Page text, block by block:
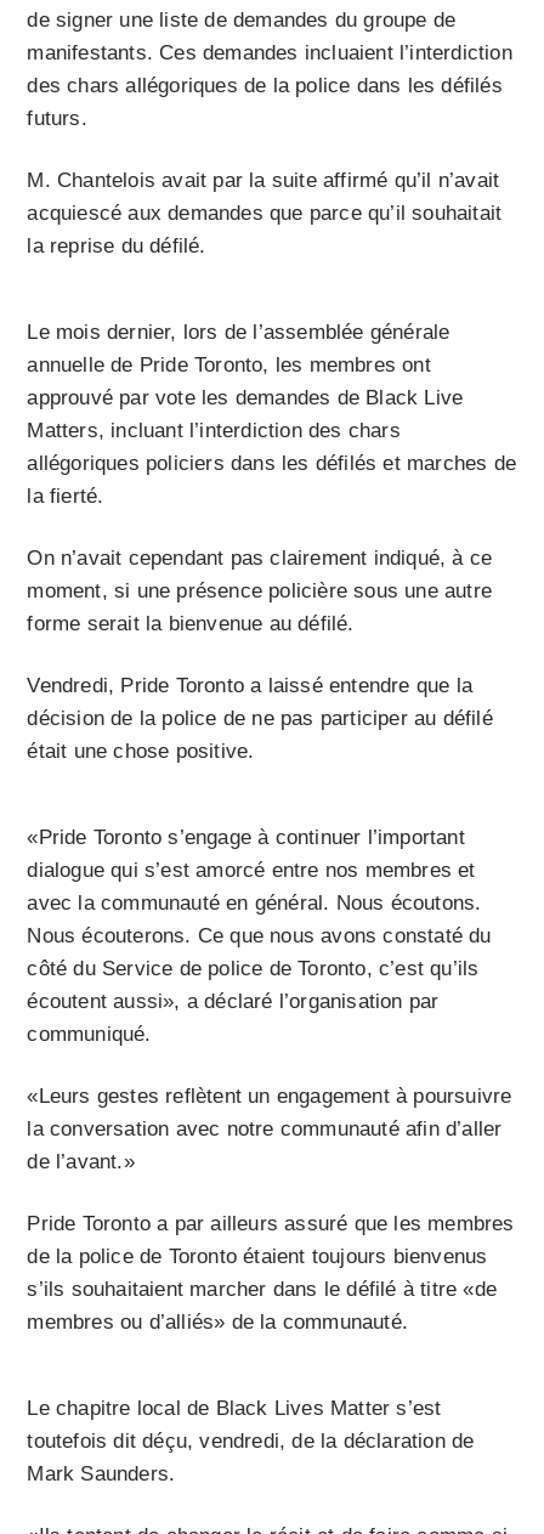
de signer une liste de demandes du groupe de
manifestants. Ces demandes incluaient l’interdiction
des chars allégoriques de la police dans les défilés
futurs.
M. Chantelois avait par la suite affirmé qu’il n’avait
acquiescé aux demandes que parce qu’il souhaitait
la reprise du défilé.
Le mois dernier, lors de l’assemblée générale
annuelle de Pride Toronto, les membres ont
approuvé par vote les demandes de Black Live
Matters, incluant l’interdiction des chars
allégoriques policiers dans les défilés et marches de
la fierté.
On n’avait cependant pas clairement indiqué, à ce
moment, si une présence policière sous une autre
forme serait la bienvenue au défilé.
Vendredi, Pride Toronto a laissé entendre que la
décision de la police de ne pas participer au défilé
était une chose positive.
«Pride Toronto s’engage à continuer l’important
dialogue qui s’est amorcé entre nos membres et
avec la communauté en général. Nous écoutons.
Nous écouterons. Ce que nous avons constaté du
côté du Service de police de Toronto, c’est qu’ils
écoutent aussi», a déclaré l’organisation par
communiqué.
«Leurs gestes reflètent un engagement à poursuivre
la conversation avec notre communauté afin d’aller
de l’avant.»
Pride Toronto a par ailleurs assuré que les membres
de la police de Toronto étaient toujours bienvenus
s’ils souhaitaient marcher dans le défilé à titre «de
membres ou d’alliés» de la communauté.
Le chapitre local de Black Lives Matter s’est
toutefois dit déçu, vendredi, de la déclaration de
Mark Saunders.